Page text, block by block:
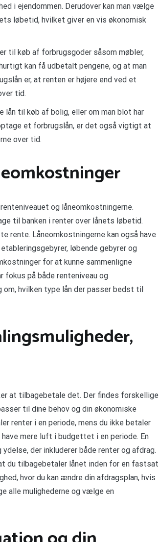
i ejendommen. Derudover kan man vælge
løbetid, hvilket giver en vis økonomisk
til køb af forbrugsgoder såsom møbler,
kan få udbetalt pengene, og at man
er, at renten er højere end ved et
tid.
til køb af bolig, eller om man blot har
et forbrugslån, er det også vigtigt at
over tid.
og låneomkostningerne.
til banken i renter over lånets løbetid.
rente. Låneomkostningerne kan også have
løbende gebyrer og
for at kunne sammenligne
fokus på både renteniveau og
hvilken type lån der passer bedst til
at tilbagebetale det. Der findes forskellige
til dine behov og din økonomiske
renter i en periode, mens du ikke betaler
mere luft i budgettet i en periode. En
der inkluderer både renter og afdrag.
du tilbagebetaler lånet inden for en fastsat
hvor du kan ændre din afdragsplan, hvis
alle mulighederne og vælge en